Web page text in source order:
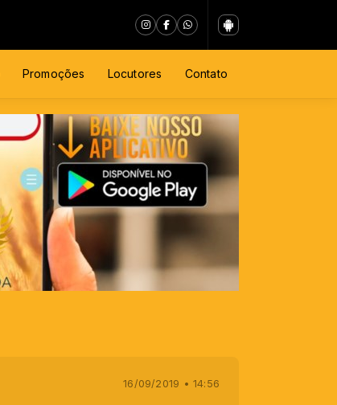
Promoções Locutores Contato
16/09/2019 • 14:56